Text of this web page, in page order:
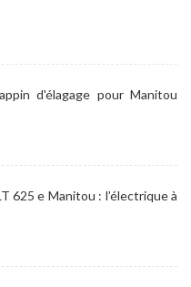
d'élagage pour Manitou
625 e Manitou : l’électrique à